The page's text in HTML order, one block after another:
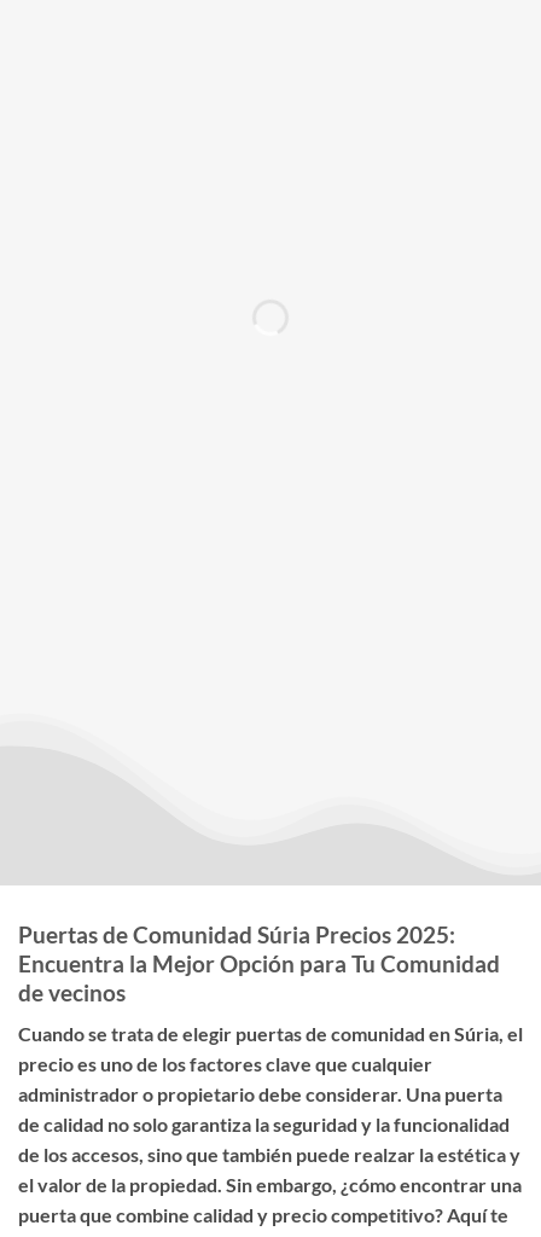
Puertas de Comunidad Súria Precios 2025:
Encuentra la Mejor Opción para Tu Comunidad
de vecinos
Cuando se trata de elegir puertas de comunidad en Súria, el
precioes uno de los factores clave que cualquier
administrador o propietario debe considerar. Una puerta
de calidad no solo garantiza la seguridad y la funcionalidad
de los accesos, sino que también puede realzar la estética y
el valor de la propiedad. Sin embargo, ¿cómo encontrar una
puerta que combine calidad y precio competitivo? Aquí te